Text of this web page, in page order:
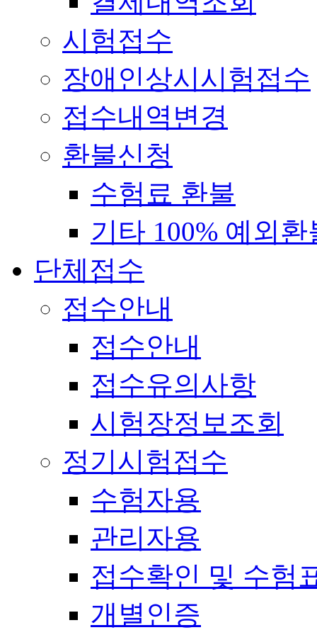
시험접수
장애인상시시험접수
접수내역변경
환불신청
수험료 환불
기타 100% 예외환
단체접수
접수안내
접수안내
접수유의사항
시험장정보조회
정기시험접수
수험자용
관리자용
접수확인 및 수험
개별인증